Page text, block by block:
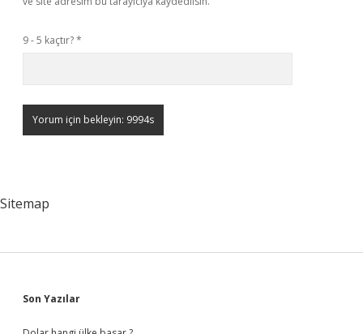
9 - 5 kaçtır?*
Sitemap
Sidebar
Son Yazılar